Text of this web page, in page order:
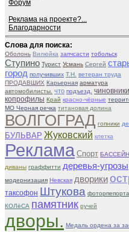
Форум
Реклама на проекте?...
Благодарности
Слова для поиска:
Оболонь Вилюйка запчсасти тобольск
Ступино Турист Усмань Сергей
город получивших Т.Н. ветеран труда
ПРОДАВШИХ Карьерная арматура
автомобилисты. что подъезд.
копрофилы Край красно-чёрные
МО Черная речка титановая долина
ВОЛГОГРАД гопники
БУЛЬВАР Жуковский клетка
Реклама Спорт БАССЕЙН
диваны граффитти деревья-угрозы
модернизация Невская дворики
таксофон Штукова
КОЛёСА памятник ручей
дворы. Медаль ордена за